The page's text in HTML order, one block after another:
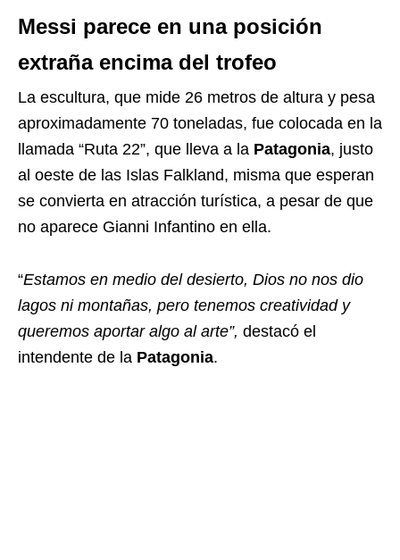
Messi parece en una posición
extraña encima del trofeo
La escultura, que mide 26 metros de altura y pesa
aproximadamente 70 toneladas, fue colocada en la
llamada “Ruta 22”, que lleva a la Patagonia, justo
al oeste de las Islas Falkland, misma que esperan
se convierta en atracción turística, a pesar de que
no aparece Gianni Infantino en ella.
“Estamos en medio del desierto, Dios no nos dio
lagos ni montañas, pero tenemos creatividad y
queremos aportar algo al arte”, destacó el
intendente de la Patagonia.